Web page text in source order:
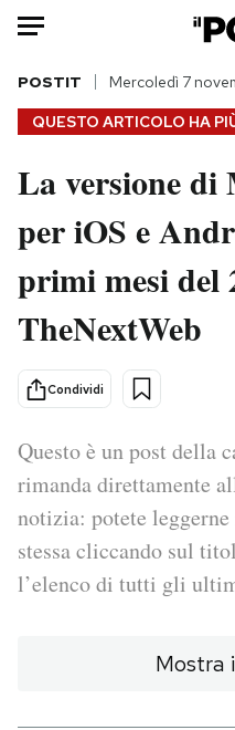
HOME
Italia
Politica
Tecnologia
Scienza
Cultura
Economia
Sport
PODCAST
QUESTO ARTICOLO HA
POSTIT Mercoledì 7
La versione di
per iOS e
primi mesi del
TheNextWeb
Condividi
Questo è un post della
rimanda direttamente
notizia: potete
stessa cliccando sul
l’elenco di tutti gli
Mostra